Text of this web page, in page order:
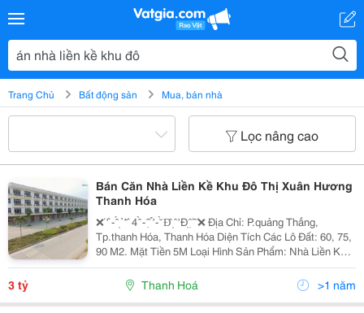
Trang Chủ Bất động sản Mua, bán nhà
Lọc nâng cao
Bán Căn Nhà Liền Kề Khu Đô Thị Xuân Hương
Thanh Hóa
❌́ ̛ ̉ - ̂́ ̣ ̉ ̛ ̆ ̀ 4 ̂̀ - ̣̂ ̀ ̛̉ - ̆̀ Đ̂ ̣ ̂ ̛ Đ̣ ̣̂ ́ ̂ ́❌ Địa Chỉ: P.quảng Thắng,
Tp.thanh Hóa, Thanh Hóa Diện Tích Các Lô Đất: 60, 75,
90 M2. Mặt Tiền 5M Loại Hình Sản Phẩm: Nhà Liền Kề
Xây Thô 4 Tầng, Hoàn Thiện Mặt Ngoài Đường Nội...
3 tỷ Thanh Hoá >1 năm